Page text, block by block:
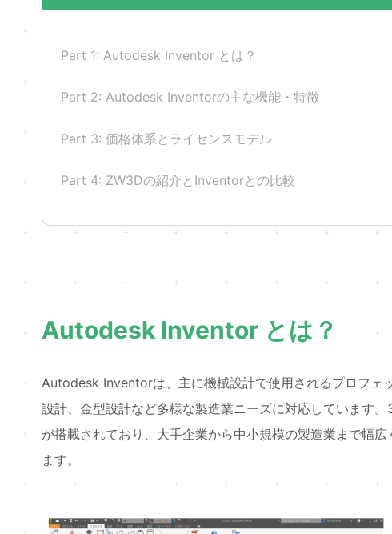
Part 1: Autodesk Inventor とは？
Part 2: Autodesk Inventorの主な機能・特徴
Part 3: 価格体系とライセンスモデル
Part 4: ZW3Dの紹介とInventorとの比較
Autodesk Inventor とは？
Autodesk Inventorは、主に機械設計で使用されるプロフェ
設計、金型設計など多様な製造業ニーズに対応しています
が搭載されており、大手企業から中小規模の製造業まで幅
ます。